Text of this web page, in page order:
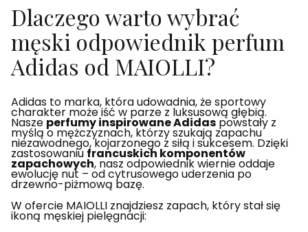
Dlaczego warto wybrać
męski odpowiednik perfum
Adidas od MAIOLLI?
Adidas to marka, która udowadnia, że sportowy
charakter może iść w parze z luksusową głębią.
Nasze perfumy inspirowane Adidas powstały z
myślą o mężczyznach, którzy szukają zapachu
niezawodnego, kojarzonego z siłą i sukcesem. Dzięki
zastosowaniu francuskich komponentów
zapachowych, nasz odpowiednik wiernie oddaje
ewolucję nut – od cytrusowego uderzenia po
drzewno-piżmową bazę.
W ofercie MAIOLLI znajdziesz zapach, który stał się
ikoną męskiej pielęgnacji: